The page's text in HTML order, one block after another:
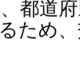
都道
ため